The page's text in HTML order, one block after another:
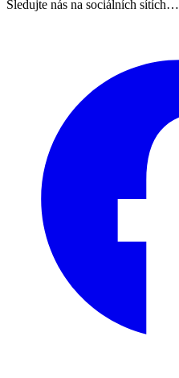
Sledujte nás na sociálních sítích…